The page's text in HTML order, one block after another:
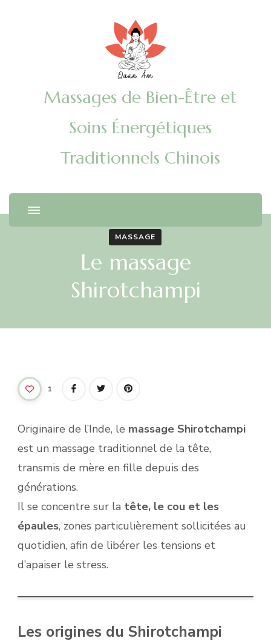
Massages de Bien-Être et
Soins Énergétiques
Traditionnels Chinois
MASSAGE
Le massage
Shirotchampi
1
Originaire de l’Inde, le massage Shirotchampi
est un massage traditionnel de la tête,
transmis de mère en fille depuis des
générations.
Il se concentre sur la tête, le cou et les
épaules, zones particulièrement sollicitées au
quotidien, afin de libérer les tensions et
d’apaiser le stress.
Les origines du Shirotchampi